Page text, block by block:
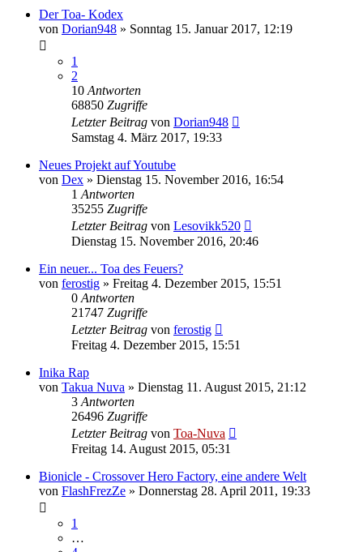
Der Toa- Kodex
von Dorian948 » Sonntag 15. Januar 2017, 12:19
1
2
10 Antworten
68850 Zugriffe
Letzter Beitrag von Dorian948
Samstag 4. März 2017, 19:33
Neues Projekt auf Youtube
von Dex » Dienstag 15. November 2016, 16:54
1 Antworten
35255 Zugriffe
Letzter Beitrag von Lesovikk520
Dienstag 15. November 2016, 20:46
Ein neuer... Toa des Feuers?
von ferostig » Freitag 4. Dezember 2015, 15:51
0 Antworten
21747 Zugriffe
Letzter Beitrag von ferostig
Freitag 4. Dezember 2015, 15:51
Inika Rap
von Takua Nuva » Dienstag 11. August 2015, 21:12
3 Antworten
26496 Zugriffe
Letzter Beitrag von Toa-Nuva
Freitag 14. August 2015, 05:31
Bionicle - Crossover Hero Factory, eine andere Welt
von FlashFrezZe » Donnerstag 28. April 2011, 19:33
1
…